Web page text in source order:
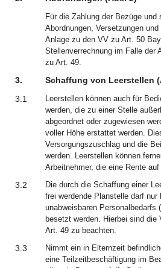
Für die Zahlung der Bezüge und
Abordnungen, Versetzungen
Anlage zu den VV zu Art. 50
Stellenverrechnung im Falle der
zu Art. 49.
3.
Schaffung von Leerstellen
3.1
Leerstellen können auch für
werden, die zu einer Stelle
abgeordnet oder zugewiesen
voller Höhe erstattet werden.
Versorgungszuschlag und die
werden. Leerstellen können
Arbeitnehmer, die eine Rente
3.2
Die durch die Schaffung einer
frei werdende Planstelle darf nur
unabweisbaren Personalbedarfs
besetzt werden. Hierbei sind die
Art. 49 zu beachten.
3.3
Nimmt ein in Elternzeit
eine Teilzeitbeschäftigung im